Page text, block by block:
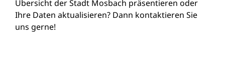
Übersicht der Stadt Mosbach präsentieren oder
Ihre Daten aktualisieren? Dann kontaktieren Sie
uns gerne!